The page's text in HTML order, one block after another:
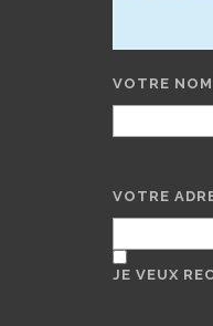
VOTRE NOM
VOTRE
JE VEUX